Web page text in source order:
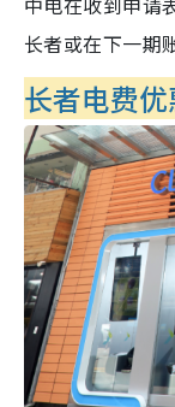
长者或在下一期
长者电费